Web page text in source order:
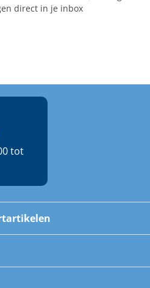
direct in je inbox
tot